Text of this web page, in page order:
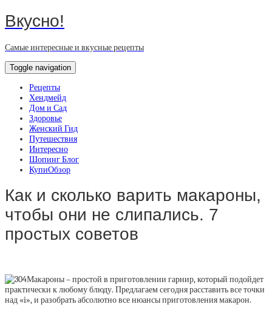
Вкусно!
Самые интересные и вкусные рецепты
Toggle navigation
Рецепты
Хендмейд
Дом и Сад
Здоровье
Женский Гид
Путешествия
Интересно
Шопинг Блог
КупиОбзор
Как и сколько варить макароны,
чтобы они не слипались. 7
простых советов
Макароны – простой в приготовлении гарнир, который подойдет
практически к любому блюду. Предлагаем сегодня расставить все точки
над «i», и разобрать абсолютно все нюансы приготовления макарон.